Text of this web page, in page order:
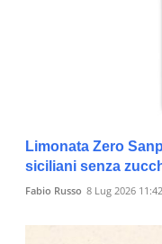
Limonata Zero
siciliani senza
Fabio Russo 8 Lug 2026 11:42